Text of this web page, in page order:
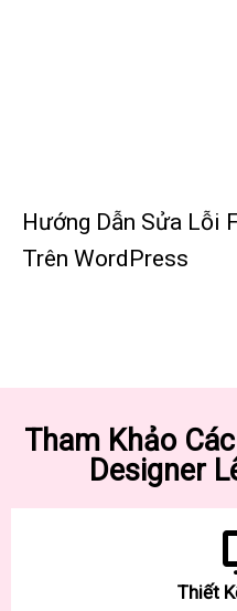
Hướng Dẫn Sửa Lỗi
Trên WordPress
Tham Khảo
Designer
Thiết